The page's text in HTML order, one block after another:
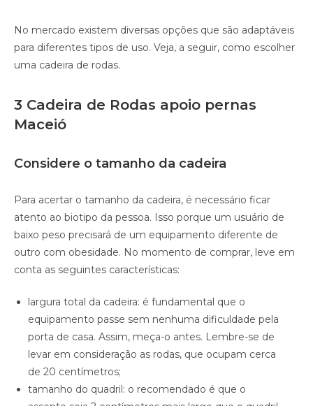
No mercado existem diversas opções que são adaptáveis
para diferentes tipos de uso. Veja, a seguir, como escolher
uma cadeira de rodas.
3 Cadeira de Rodas apoio pernas
Maceió
Considere o tamanho da cadeira
Para acertar o tamanho da cadeira, é necessário ficar
atento ao biotipo da pessoa. Isso porque um usuário de
baixo peso precisará de um equipamento diferente de
outro com obesidade. No momento de comprar, leve em
conta as seguintes características:
largura total da cadeira: é fundamental que o
equipamento passe sem nenhuma dificuldade pela
porta de casa. Assim, meça-o antes. Lembre-se de
levar em consideração as rodas, que ocupam cerca
de 20 centímetros;
tamanho do quadril: o recomendado é que o